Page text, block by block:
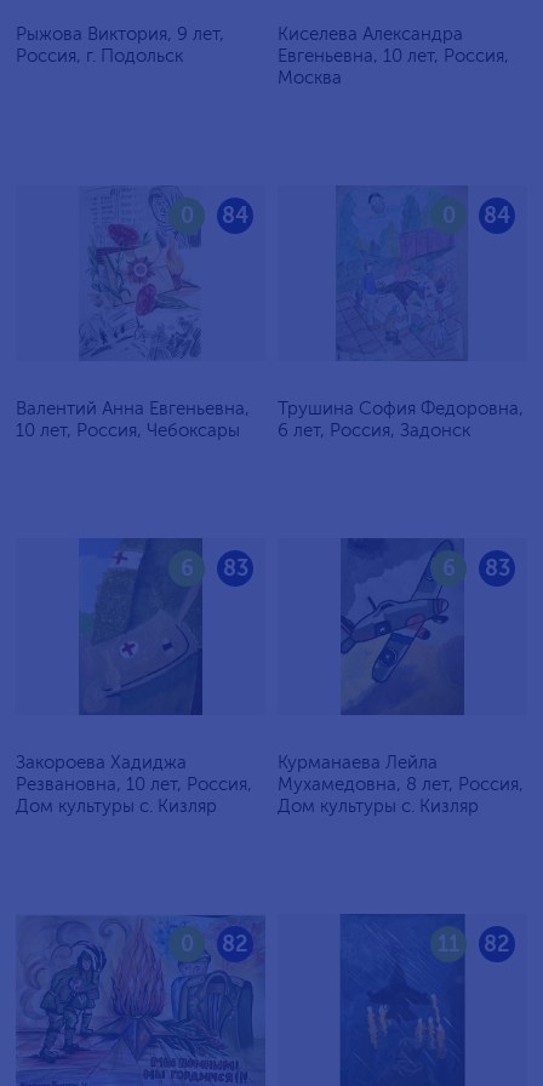
Рыжова Виктория, 9 лет,
Россия, г. Подольск
Киселева Александра
Евгеньевна, 10 лет, Россия,
Москва
84
0
Валентий Анна Евгеньевна,
10 лет, Россия, Чебоксары
84
0
Трушина София Федоровна,
6 лет, Россия, Задонск
83
6
Закороева Хадиджа
Резвановна, 10 лет, Россия,
Дом культуры с. Кизляр
83
6
Курманаева Лейла
Мухамедовна, 8 лет, Россия,
Дом культуры с. Кизляр
82
0 82
11